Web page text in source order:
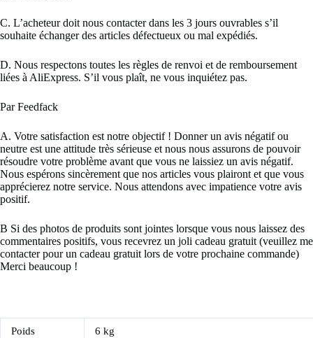
C. L’acheteur doit nous contacter dans les 3 jours ouvrables s’il
souhaite échanger des articles défectueux ou mal expédiés.
D. Nous respectons toutes les règles de renvoi et de remboursement
liées à AliExpress. S’il vous plaît, ne vous inquiétez pas.
Par Feedfack
A. Votre satisfaction est notre objectif ! Donner un avis négatif ou
neutre est une attitude très sérieuse et nous nous assurons de pouvoir
résoudre votre problème avant que vous ne laissiez un avis négatif.
Nous espérons sincèrement que nos articles vous plairont et que vous
apprécierez notre service. Nous attendons avec impatience votre avis
positif.
B Si des photos de produits sont jointes lorsque vous nous laissez des
commentaires positifs, vous recevrez un joli cadeau gratuit (veuillez me
contacter pour un cadeau gratuit lors de votre prochaine commande)
Merci beaucoup !
Poids 6 kg